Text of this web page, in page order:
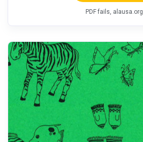
PDF fails, alausa.org